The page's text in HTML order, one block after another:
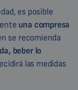
es posible
una compresa
se recomienda
beber lo
las medidas